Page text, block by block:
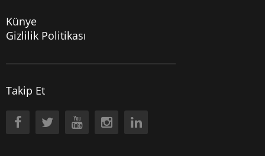
Künye
Gizlilik Politikası
Takip Et